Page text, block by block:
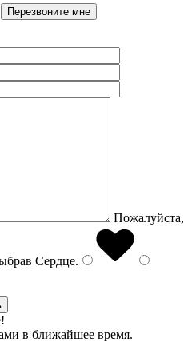
Пожалуйста,
Сердце.
в ближайшее время.